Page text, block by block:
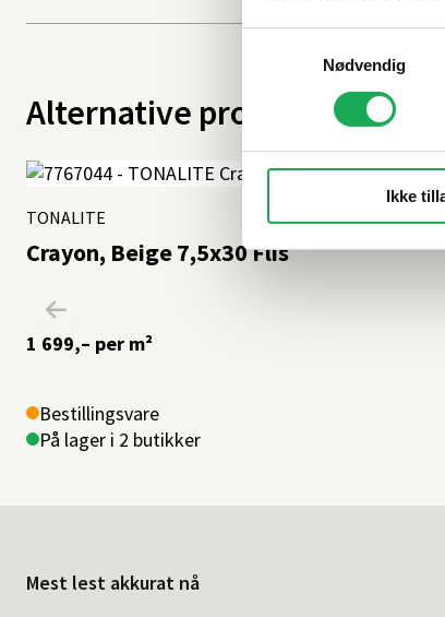
Nødvendig
Ikke
Alternative produkter
Crayon, Beige 7,5x30 Flis
TONALITE +11
1 699,– per m²
Bestillingsvare
På lager i 2 butikker
Mest lest akkurat nå